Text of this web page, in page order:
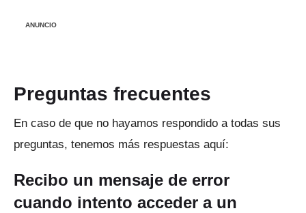
ANUNCIO
Preguntas frecuentes
En caso de que no hayamos respondido a todas sus
preguntas, tenemos más respuestas aquí:
Recibo un mensaje de error
cuando intento acceder a un